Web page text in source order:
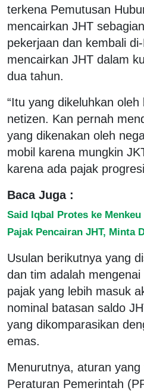
terkena Pemutusan
mencairkan JHT
pekerjaan dan kembali
mencairkan JHT dalam
dua tahun.
“Itu yang dikeluhkan
netizen. Kan pernah
yang dikenakan oleh
mobil karena mungkin
karena ada pajak
Baca Juga :
Said Iqbal Protes ke
Pajak Pencairan JHT, Minta
Usulan berikutnya yang
dan tim adalah
pajak yang lebih masuk
nominal batasan saldo
yang dikomparasikan
emas.
Menurutnya, aturan
Peraturan Pemerintah